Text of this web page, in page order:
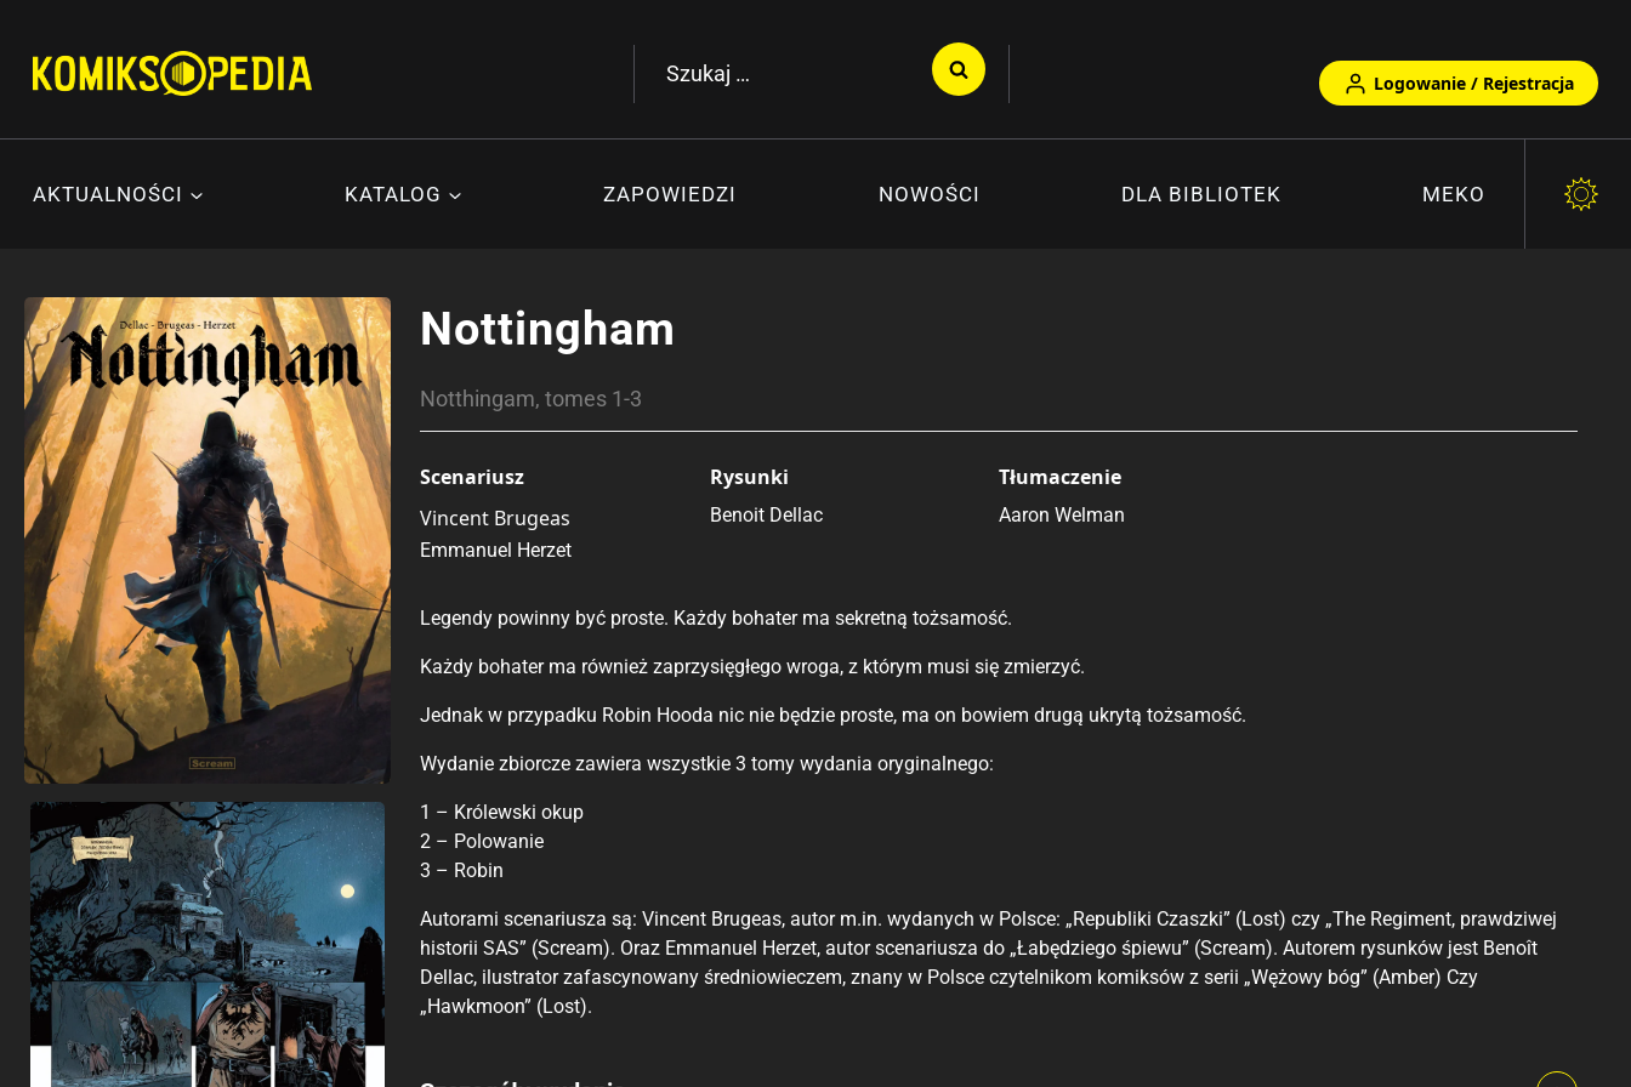
treści
Szukaj:
Logowanie / Rejestracja
AKTUALNOŚCI KATALOG ZAPOWIEDZI NOWOŚCI DLA BIBLIOTEK MEKO
Nottingham
Notthingam, tomes 1-3
Scenariusz
Vincent Brugeas
Emmanuel Herzet
Rysunki
Benoit Dellac
Tłumaczenie
Aaron Welman
Legendy powinny być proste. Każdy bohater ma sekretną tożsamość.
Każdy bohater ma również zaprzysięgłego wroga, z którym musi się zmierzyć.
Jednak w przypadku Robin Hooda nic nie będzie proste, ma on bowiem drugą ukrytą tożsamość.
Wydanie zbiorcze zawiera wszystkie 3 tomy wydania oryginalnego:
1 – Królewski okup
2 – Polowanie
3 – Robin
Autorami scenariusza są: Vincent Brugeas, autor m.in. wydanych w Polsce: „Republiki Czaszki” (Lost) czy „The Regiment, prawdziwej
historii SAS” (Scream). Oraz Emmanuel Herzet, autor scenariusza do „Łabędziego śpiewu” (Scream). Autorem rysunków jest Benoît
Dellac, ilustrator zafascynowany średniowieczem, znany w Polsce czytelnikom komiksów z serii „Wężowy bóg” (Amber) Czy
„Hawkmoon” (Lost).